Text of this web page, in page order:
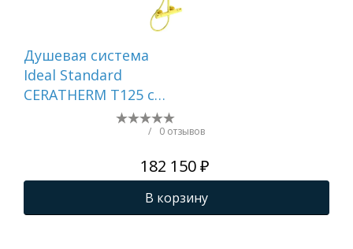
Душевая система
Ideal Standard
CERATHERM T125 с
Термостатическим
/ 0 отзывов
182 150 ₽
В корзину